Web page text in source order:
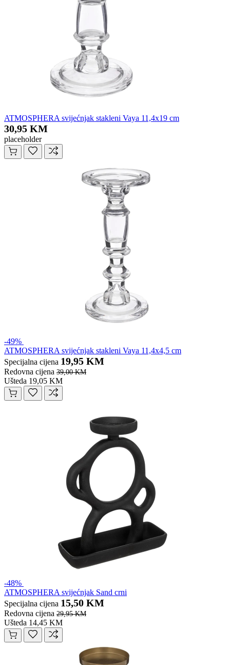
ATMOSPHERA svijećnjak stakleni Vaya 11,4x19 cm
30,95 KM
placeholder
-49%
ATMOSPHERA svijećnjak stakleni Vaya 11,4x4,5 cm
Specijalna cijena 19,95 KM
Redovna cijena 39,00 KM
Ušteda 19,05 KM
-48%
ATMOSPHERA svijećnjak Sand crni
Specijalna cijena 15,50 KM
Redovna cijena 29,95 KM
Ušteda 14,45 KM